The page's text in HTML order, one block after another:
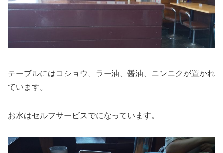
テーブルにはコショウ、ラー油、醤油、ニンニクが置かれ
ています。
お水はセルフサービスでになっています。